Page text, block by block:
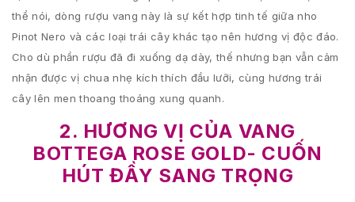
thể nói, dòng rượu vang này là sự kết hợp tinh tế giữa nho
Pinot Nero và các loại trái cây khác tạo nên hương vị độc đáo.
Cho dù phần rượu đã đi xuống dạ dày, thế nhưng bạn vẫn cảm
nhận được vị chua nhẹ kích thích đầu lưỡi, cùng hương trái
cây lên men thoang thoáng xung quanh.
2. HƯƠNG VỊ CỦA VANG
BOTTEGA ROSE GOLD- CUỐN
HÚT ĐẦY SANG TRỌNG